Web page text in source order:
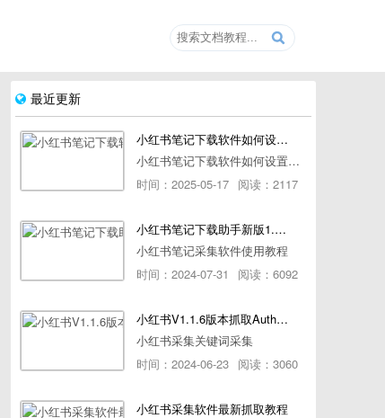
最近更新
小红书笔记下载软件如何设置浏览器路径
小红书笔记下载软件如何设置浏览器路径
时间：2025-05-17 阅读：2117
小红书笔记下载助手新版1.1.7版本使用教程
小红书笔记采集软件使用教程
时间：2024-07-31
阅读：6092
小红书V1.1.6版本抓取AuthorId最新教程
小红书采集关键词采集
时间：2024-06-23 阅读：3060
小红书采集软件最新抓取教程